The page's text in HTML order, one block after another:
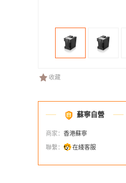
收藏
蘇寧自營
商家： 香港蘇寧
聯繫：
在綫客服